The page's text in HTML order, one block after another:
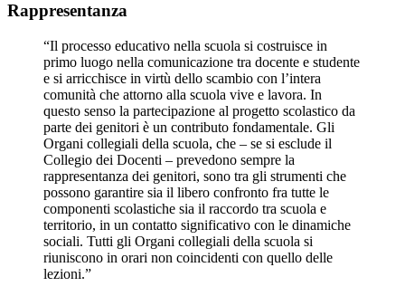
Rappresentanza
“Il processo educativo nella scuola si costruisce in
primo luogo nella comunicazione tra docente e studente
e si arricchisce in virtù dello scambio con l’intera
comunità che attorno alla scuola vive e lavora. In
questo senso la partecipazione al progetto scolastico da
parte dei genitori è un contributo fondamentale. Gli
Organi collegiali della scuola, che – se si esclude il
Collegio dei Docenti – prevedono sempre la
rappresentanza dei genitori, sono tra gli strumenti che
possono garantire sia il libero confronto fra tutte le
componenti scolastiche sia il raccordo tra scuola e
territorio, in un contatto significativo con le dinamiche
sociali. Tutti gli Organi collegiali della scuola si
riuniscono in orari non coincidenti con quello delle
lezioni.”